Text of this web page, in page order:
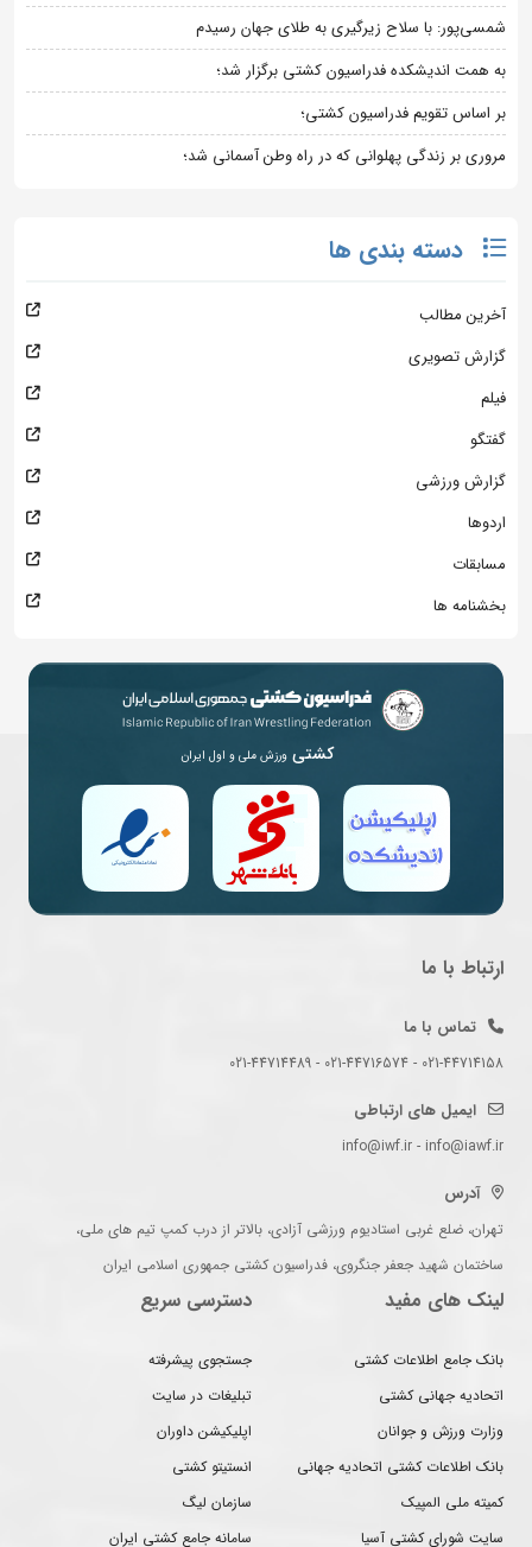
شمسی‌پور: با سلاح زیرگیری به طلای جهان رسیدم
به همت اندیشکده فدراسیون کشتی برگزار شد؛
بر اساس تقویم فدراسیون کشتی؛
مروری بر زندگی پهلوانی که در راه وطن آسمانی شد؛
دسته بندی ها
آخرین مطالب
گزارش تصویری
فیلم
گفتگو
گزارش ورزشی
اردوها
مسابقات
بخشنامه ها
کشتی ورزش ملی و اول ایران
ارتباط با ما
تماس با ما
021-44714158 - 021-44716574 - 021-44714489
ایمیل های ارتباطی
info@iwf.ir - info@iawf.ir
آدرس
تهران، ضلع غربی استادیوم ورزشی آزادی، بالاتر از درب کمپ تیم های ملی،
ساختمان شهید جعفر جنگروی، فدراسیون کشتی جمهوری اسلامی ایران
لینک های مفید
بانک جامع اطلاعات کشتی
اتحادیه جهانی کشتی
وزارت ورزش و جوانان
بانک اطلاعات کشتی اتحادیه جهانی
کمیته ملی المپیک
سایت شورای کشتی آسیا
دسترسی سریع
جستجوی پیشرفته
تبلیغات در سایت
اپلیکیشن داوران
انستیتو کشتی
سازمان لیگ
سامانه جامع کشتی ایران